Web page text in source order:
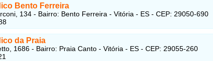
Bento Ferreira
134 - Bairro: Bento Ferreira - Vitória - ES - CEP: 29050-690
da Praia
1686 - Bairro: Praia Canto - Vitória - ES - CEP: 29055-260